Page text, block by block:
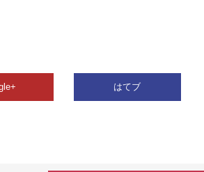
はてブ